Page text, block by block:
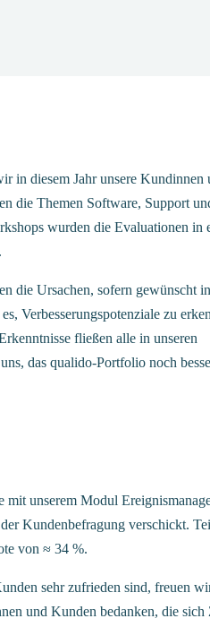
in diesem Jahr unsere Kundinnen
die Themen Software, Support
wurden die Evaluationen in
die Ursachen, sofern gewünscht
Verbesserungspotenziale zu
fließen alle in unseren
das qualido-Portfolio noch
unserem Modul
Kundenbefragung verschickt.
von ≈ 34 %.
sehr zufrieden sind, freuen
und Kunden bedanken, die sich